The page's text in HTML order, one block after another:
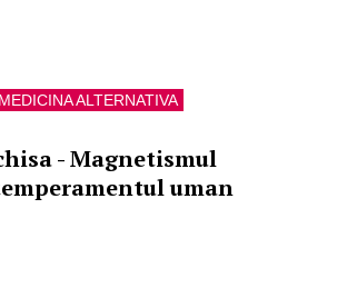
MEDICINA ALTERNATIVA
- Magnetismul
uman